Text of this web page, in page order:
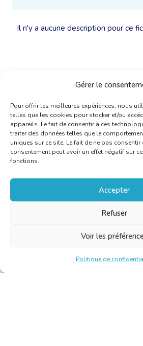
Gérer le
Pour offrir les meilleures expériences, nous
telles que les cookies pour stocker et/ou
appareils. Le fait de consentir à ces
traiter des données telles que le
uniques sur ce site. Le fait de ne pas consentir
consentement peut avoir un effet négatif sur
fonctions.
Accepter
Refuser
Voir les
Politique de
Il n'y a aucune description pour ce